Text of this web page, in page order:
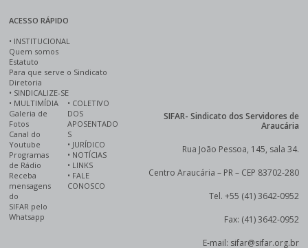
ACESSO RÁPIDO
• INSTITUCIONAL
Quem somos
Estatuto
Para que serve o Sindicato
Diretoria
• SINDICALIZE-SE
• MULTIMÍDIA
Galeria de
Fotos
Canal do
Youtube
Programas
de Rádio
Receba
mensagens
do
SIFAR pelo
Whatsapp
• COLETIVO
DOS
APOSENTADO
S
• JURÍDICO
• NOTÍCIAS
• LINKS
• FALE
CONOSCO
SIFAR- Sindicato dos Servidores de
Araucária
Rua João Pessoa, 145, sala 34.
Centro Araucária – PR – CEP 83702-280
Tel. +55 (41) 3642-0952
Fax: (41) 3642-0952
E-mail: sifar@sifar.org.br